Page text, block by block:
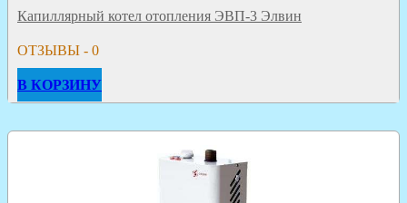
Капиллярный котел отопления ЭВП-3 Элвин
ОТЗЫВЫ - 0
В КОРЗИНУ